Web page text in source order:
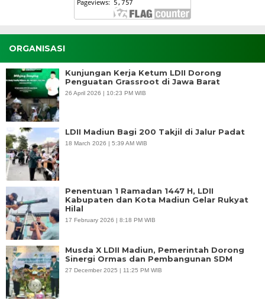
ORGANISASI
Kunjungan Kerja Ketum LDII Dorong
Penguatan Grassroot di Jawa Barat
26 April 2026 | 10:23 PM WIB
LDII Madiun Bagi 200 Takjil di Jalur Padat
18 March 2026 | 5:39 AM WIB
Penentuan 1 Ramadan 1447 H, LDII
Kabupaten dan Kota Madiun Gelar Rukyat
Hilal
17 February 2026 | 8:18 PM WIB
Musda X LDII Madiun, Pemerintah Dorong
Sinergi Ormas dan Pembangunan SDM
27 December 2025 | 11:25 PM WIB